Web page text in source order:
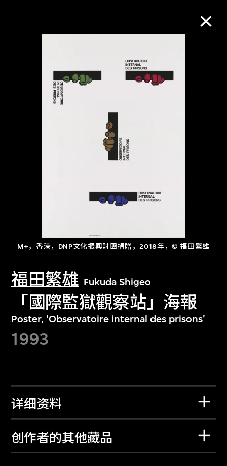
M+，香港，DNP文化振興財團捐贈，2018年，© 福田繁雄
福田繁雄 Fukuda Shigeo
「國際監獄觀察站」海報
Poster, 'Observatoire internal des prisons'
1993
详细资料
创作者的其他藏品
进一步筛选
探索世界顶级的二十及二十一世纪视觉